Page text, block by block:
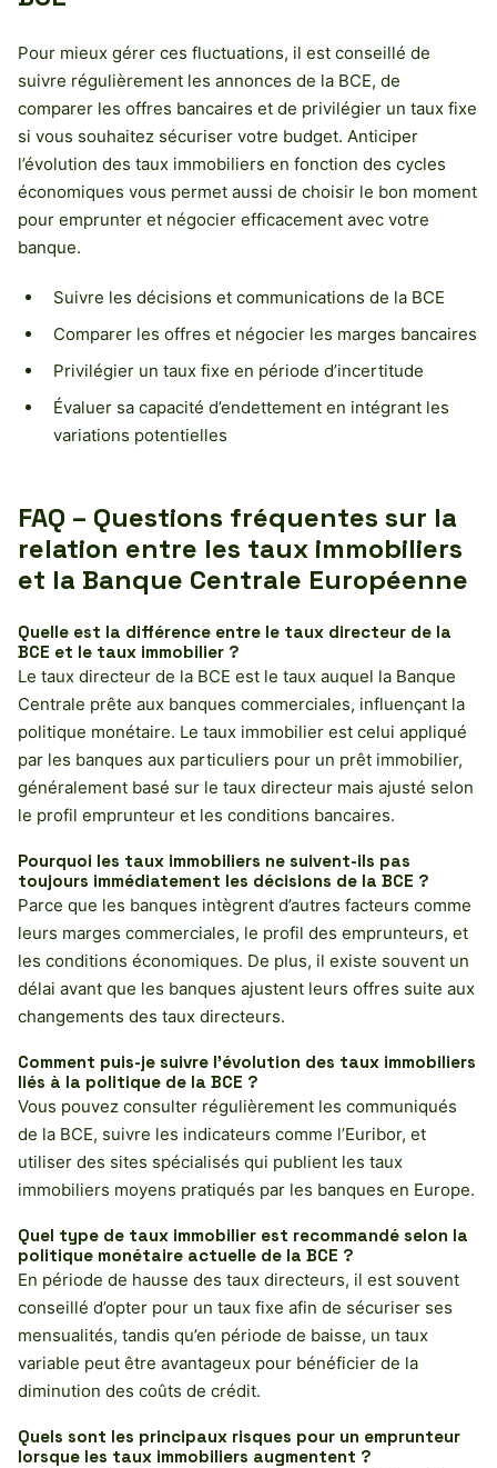
Pour mieux gérer ces fluctuations, il est conseillé de
suivre régulièrement les annonces de la BCE, de
comparer les offres bancaires et de privilégier un taux fixe
si vous souhaitez sécuriser votre budget. Anticiper
l’évolution des taux immobiliers en fonction des cycles
économiques vous permet aussi de choisir le bon moment
pour emprunter et négocier efficacement avec votre
banque.
Suivre les décisions et communications de la BCE
Comparer les offres et négocier les marges bancaires
Privilégier un taux fixe en période d’incertitude
Évaluer sa capacité d’endettement en intégrant les
variations potentielles
FAQ – Questions fréquentes sur la
relation entre les taux immobiliers
et la Banque Centrale Européenne
Quelle est la différence entre le taux directeur de la
BCE et le taux immobilier ?
Le taux directeur de la BCE est le taux auquel la Banque
Centrale prête aux banques commerciales, influençant la
politique monétaire. Le taux immobilier est celui appliqué
par les banques aux particuliers pour un prêt immobilier,
généralement basé sur le taux directeur mais ajusté selon
le profil emprunteur et les conditions bancaires.
Pourquoi les taux immobiliers ne suivent-ils pas
toujours immédiatement les décisions de la BCE ?
Parce que les banques intègrent d’autres facteurs comme
leurs marges commerciales, le profil des emprunteurs, et
les conditions économiques. De plus, il existe souvent un
délai avant que les banques ajustent leurs offres suite aux
changements des taux directeurs.
Comment puis-je suivre l’évolution des taux immobiliers
liés à la politique de la BCE ?
Vous pouvez consulter régulièrement les communiqués
de la BCE, suivre les indicateurs comme l’Euribor, et
utiliser des sites spécialisés qui publient les taux
immobiliers moyens pratiqués par les banques en Europe.
Quel type de taux immobilier est recommandé selon la
politique monétaire actuelle de la BCE ?
En période de hausse des taux directeurs, il est souvent
conseillé d’opter pour un taux fixe afin de sécuriser ses
mensualités, tandis qu’en période de baisse, un taux
variable peut être avantageux pour bénéficier de la
diminution des coûts de crédit.
Quels sont les principaux risques pour un emprunteur
lorsque les taux immobiliers augmentent ?